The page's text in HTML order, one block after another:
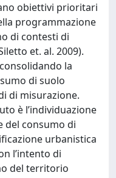
obiettivi prioritari
programmazione
di contesti di
et. al. 2009).
la
di suolo
di misurazione.
è l’individuazione
del consumo di
urbanistica
l’intento di
del territorio